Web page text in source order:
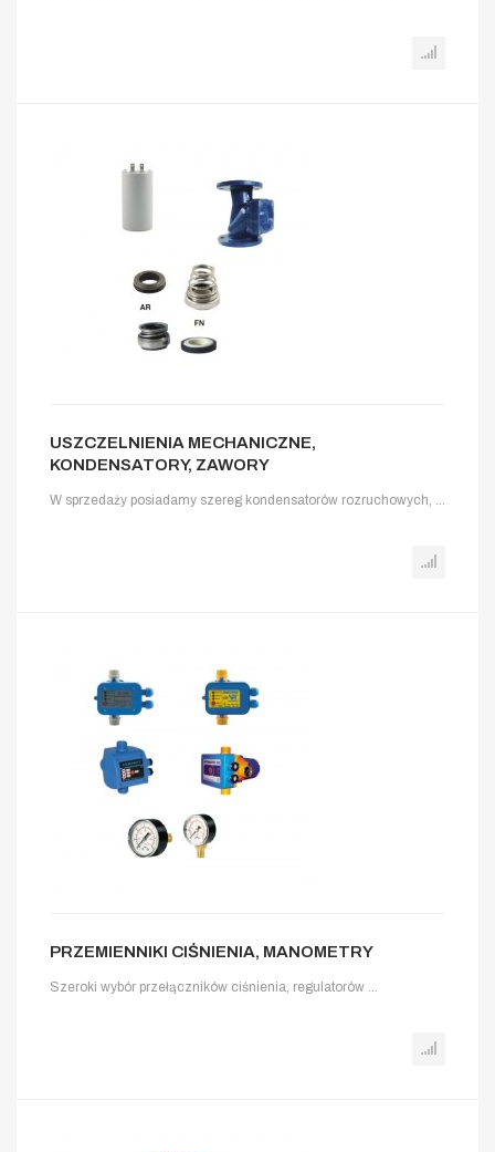
USZCZELNIENIA MECHANICZNE,
KONDENSATORY, ZAWORY
W sprzedaży posiadamy szereg kondensatorów rozruchowych, ...
PRZEMIENNIKI CIŚNIENIA, MANOMETRY
Szeroki wybór przełączników ciśnienia, regulatorów ...